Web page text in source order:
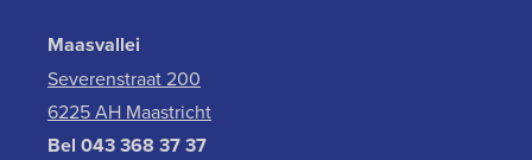
Maasvallei
Severenstraat 200
6225 AH Maastricht
Bel 043 368 37 37